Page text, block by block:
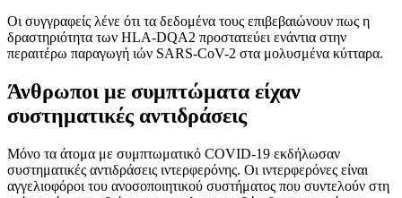
Οι συγγραφείς λένε ότι τα δεδομένα τους επιβεβαιώνουν πως η
δραστηριότητα των HLA-DQA2 προστατεύει ενάντια στην
περαιτέρω παραγωγή ιών SARS-CoV-2 στα μολυσμένα κύτταρα.
Άνθρωποι με συμπτώματα είχαν
συστηματικές αντιδράσεις
Μόνο τα άτομα με συμπτωματικό COVID-19 εκδήλωσαν
συστηματικές αντιδράσεις ιντερφερόνης. Οι ιντερφερόνες είναι
αγγελιοφόροι του ανοσοποιητικού συστήματος που συντελούν στη